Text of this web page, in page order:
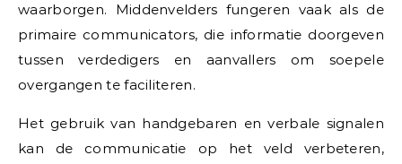
waarborgen. Middenvelders fungeren vaak als de
primaire communicators, die informatie doorgeven
tussen verdedigers en aanvallers om soepele
overgangen te faciliteren.
Het gebruik van handgebaren en verbale signalen
kan de communicatie op het veld verbeteren,